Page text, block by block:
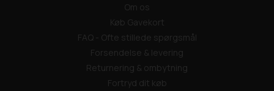
Om os
Køb Gavekort
FAQ - Ofte stillede spørgsmål
Forsendelse & levering
Returnering & ombytning
Fortryd dit køb